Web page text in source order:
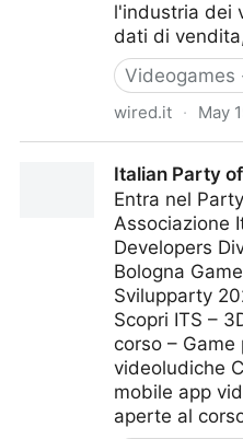
l'industria dei
dati di
Videogames
wired.it · May
Italian Party
Entra nel
Associazione
Developers
Bologna
Svilupparty
Scopri ITS –
corso –
videoludiche
mobile app
aperte al